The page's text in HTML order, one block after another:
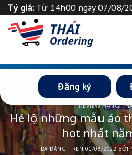
Chuyển
nội
Tỷ giá: Từ 14h00 ngày 07/08/
Tỉ giá 1 ฿=
Đăng ký
REVIEW HÀNG
Hé lộ những mẫu áo
hot nhất
ĐÃ ĐĂNG TRÊN 01/03/2022 BỞI